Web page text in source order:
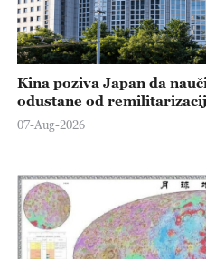
Kina poziva Japan da
odustane od
07-Aug-2026